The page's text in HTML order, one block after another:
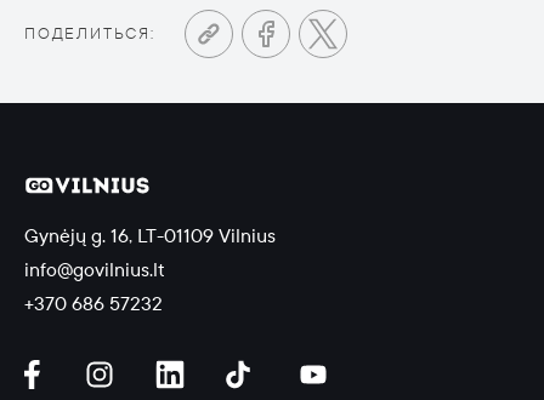
ПОДЕЛИТЬСЯ:
Gynėjų g. 16, LT-01109 Vilnius
info@govilnius.lt
+370 686 57232